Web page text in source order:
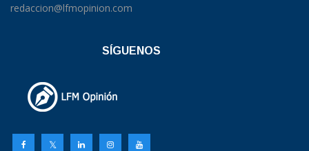
redaccion@lfmopinion.com
SÍGUENOS